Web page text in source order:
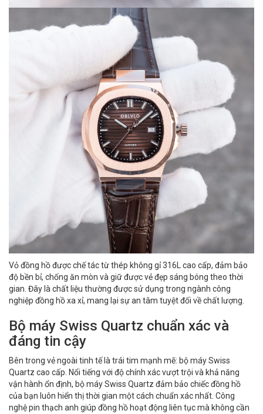
Vỏ đồng hồ được chế tác từ thép không gỉ 316L cao cấp, đảm bảo
độ bền bỉ, chống ăn mòn và giữ được vẻ đẹp sáng bóng theo thời
gian. Đây là chất liệu thường được sử dụng trong ngành công
nghiệp đồng hồ xa xỉ, mang lại sự an tâm tuyệt đối về chất lượng.
Bộ máy Swiss Quartz chuẩn xác và
đáng tin cậy
Bên trong vẻ ngoài tinh tế là trái tim mạnh mẽ: bộ máy Swiss
Quartz cao cấp. Nổi tiếng với độ chính xác vượt trội và khả năng
vận hành ổn định, bộ máy Swiss Quartz đảm bảo chiếc đồng hồ
của bạn luôn hiển thị thời gian một cách chuẩn xác nhất. Công
nghệ pin thạch anh giúp đồng hồ hoạt động liên tục mà không cần